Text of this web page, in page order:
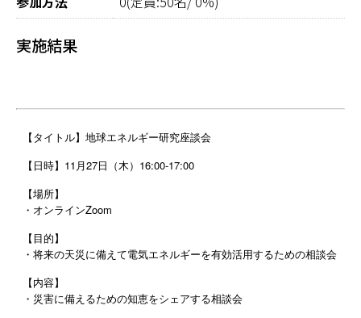
実施結果
【タイトル】地球エネルギー研究座談会
【日時】11月27日（木）16:00-17:00
【場所】
・オンラインZoom
【目的】
・将来の天災に備えて電気エネルギーを有効活用するための相談会
【内容】
・災害に備えるための知恵をシェアする相談会